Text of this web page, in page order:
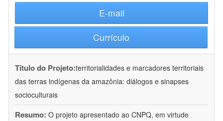
E-mail
Currículo
Título do Projeto:territorialidades e marcadores territoriais
das terras indígenas da amazônia: diálogos e sinapses
socioculturais
Resumo: O projeto apresentado ao CNPQ, em virtude